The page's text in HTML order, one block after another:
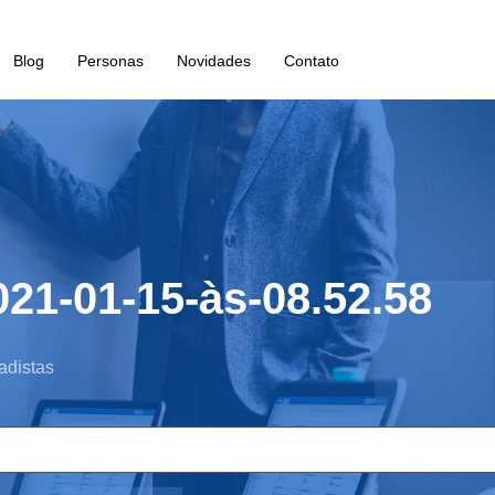
Blog Personas Novidades Contato
01-15-às-08.52.58